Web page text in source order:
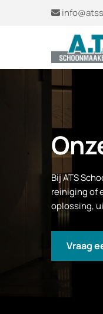

Bij ATS
reiniging of
oplossing,
Vraag